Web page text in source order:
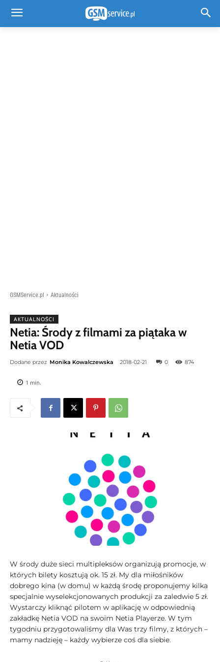
GSMService.pl Aktualności
AKTUALNOŚCI
Netia: Środy z filmami za piątaka w
Netia VOD
Dodane przez Monika Kowalczewska 2018-02-21 0 874
1 min.
W środy duże sieci multipleksów organizują promocje, w
których bilety kosztują ok. 15 zł. My dla miłośników
dobrego kina (w domu) w każdą środę proponujemy kilka
specjalnie wyselekcjonowanych produkcji za zaledwie 5 zł.
Wystarczy kliknąć pilotem w aplikację w odpowiednią
zakładkę Netia VOD na swoim Netia Playerze. W tym
tygodniu przygotowaliśmy dla Was trzy filmy, z których –
mamy nadzieję – każdy wybierze coś dla siebie.